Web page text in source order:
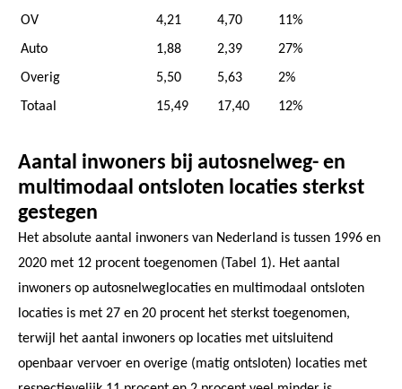
OV
4,21 4,70
11%
Auto
1,88 2,39
27%
Overig
5,50 5,63
2%
Totaal
15,49 17,40 12%
Aantal inwoners bij autosnelweg- en
multimodaal ontsloten locaties sterkst
gestegen
Het absolute aantal inwoners van Nederland is tussen 1996 en
2020 met 12 procent toegenomen (Tabel 1). Het aantal
inwoners op autosnelweglocaties en multimodaal ontsloten
locaties is met 27 en 20 procent het sterkst toegenomen,
terwijl het aantal inwoners op locaties met uitsluitend
openbaar vervoer en overige (matig ontsloten) locaties met